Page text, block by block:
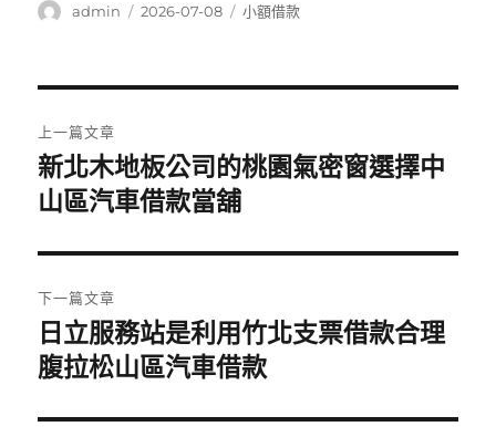
作
admin
發
2026-07-08
分
小額借款
章
導
覽
上一篇文章
上
一
文
章:
新北木地板公司的桃園氣密窗選擇中
山區汽車借款當舖
下一篇文章
下
一
文
日立服務站是利用竹北支票借款合理
腹拉松山區汽車借款